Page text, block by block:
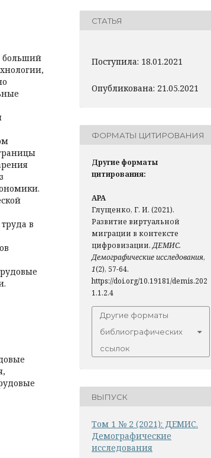
больший
в
СТАТЬЯ
Поступила: 18.01.2021
Опубликована: 21.05.2021
ФОРМАТЫ ЦИТИРОВАНИЯ
Другие форматы
цитирования:
APA
Глущенко, Г. И. (2021).
Развитие виртуальной
миграции в контексте
цифровизации.ДЕМИС.
Демографические исследования,
1(2), 57-64.
https://doi.org/10.19181/demis.202
1.1.2.4
Другие форматы
библиографических
ссылок
ВЫПУСК
Том 1 № 2 (2021): ДЕМИС.
Демографические
исследования